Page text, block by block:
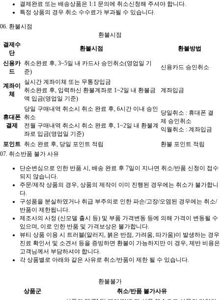
결제완료 또는 배송상품은 1:1 문의에 취소신청해 주셔야 합니다.
특정 상품의 경우 취소 수수료가 부과될 수 있습니다.
06. 환불시점
환불시점
결제수
단
환불시점 환불방법
신용카
드
취소완료 후, 3~5일 내 카드사 승인취소(영업일 기
준)
신용카드 승인취소
계좌이
체
실시간 계좌이체 또는 무통장입금
취소완료 후, 입력하신 환불계좌로 1~2일 내 환불금
액 입금(영업일 기준)
계좌입금
휴대폰
결제
당일 구매내역 취소시 취소 완료 후, 6시간 이내 승인
취소
전월 구매내역 취소시 취소 완료 후, 1~2일 내 환불계
좌로 입금(영업일 기준)
당일취소 : 휴대폰 결
제 승인취소
익월취소 : 계좌입금
포인트 취소 완료 후, 당일 포인트 적립
환불 포인트 적립
07. 취소반품 불가 사유
단순변심으로 인한 반품 시, 배송 완료 후 7일이 지나면 취소/반품 신청이 접수
되지 않습니다.
주문/제작 상품의 경우, 상품의 제작이 이미 진행된 경우에는 취소가 불가합니
다.
구성품을 분실하였거나 취급 부주의로 인한 파손/고장/오염된 경우에는 취소/
반품이 제한됩니다.
제조사의 사정 (신모델 출시 등) 및 부품 가격변동 등에 의해 가격이 변동될 수
있으며, 이로 인한 반품 및 가격보상은 불가합니다.
뷰티 상품 이용 시 트러블(알러지, 붉은 반점, 가려움, 따가움)이 발생하는 경우
진료 확인서 및 소견서 등을 증빙하면 환불이 가능하지만 이 경우, 제반 비용은
고객님께서 부담하셔야 합니다.
각 상품별로 아래와 같은 사유로 취소/반품이 제한 될 수 있습니다.
환불불가
상품군
취소/반품 불가사유